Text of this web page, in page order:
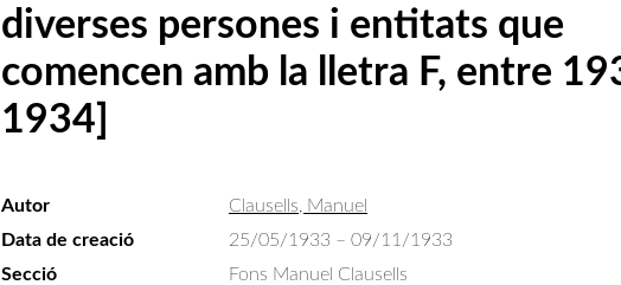
diverses persones i entitats que
comencen amb la lletra F, entre
1934]
Autor
Clausells, Manuel
Data de creació
25/05/1933 – 09/11/1933
Secció
Fons Manuel Clausells